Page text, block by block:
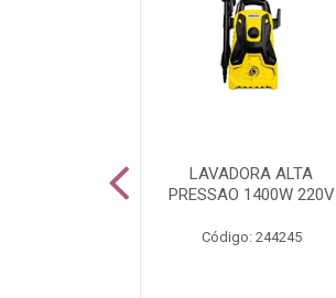
LAVADORA ALTA
PRESSAO 1400W 220V
Código: 244245